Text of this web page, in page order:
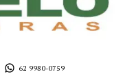
62 9980-0759